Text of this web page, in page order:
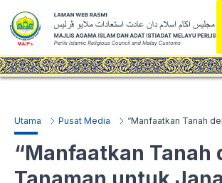
Utama Pusat Media
“Manfaatkan Tanah